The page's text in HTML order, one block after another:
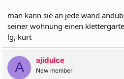
man kann sie an jede wand
seiner wohnung einen
lg, kurt
A ajidulce
New member